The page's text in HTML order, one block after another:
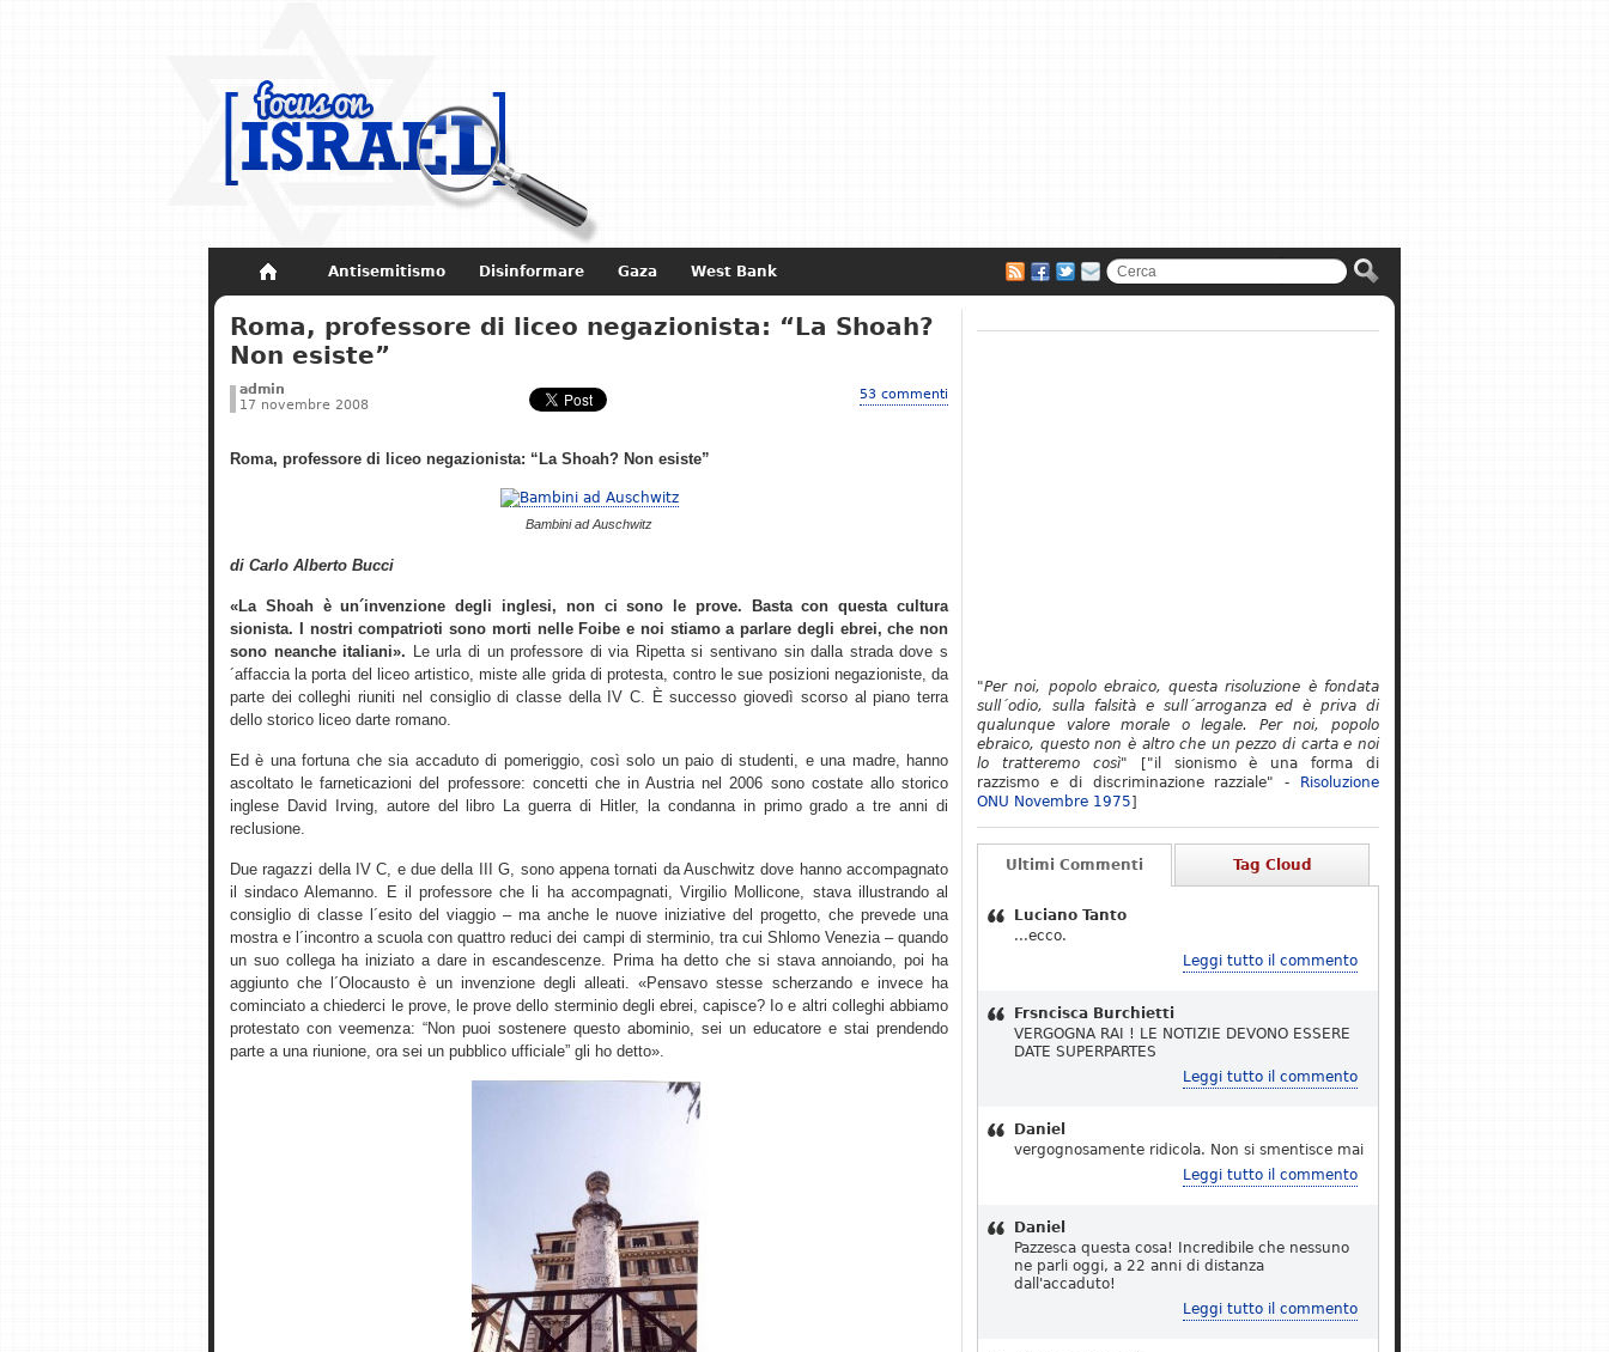
Antisemitismo Disinformare Gaza West Bank
Non dimenticare Storia di Israele
Roma, professore di liceo negazionista: “La Shoah?
Non esiste”
admin
17 novembre 2008
53 commenti
Roma, professore di liceo negazionista: “La Shoah? Non esiste”
Bambini ad Auschwitz
di Carlo Alberto Bucci
«La Shoah è un´invenzione degli inglesi, non ci sono le prove. Basta con questa cultura
sionista. I nostri compatrioti sono morti nelle Foibe e noi stiamo a parlare degli ebrei, che non
sono neanche italiani». Le urla di un professore di via Ripetta si sentivano sin dalla strada dove s
´affaccia la porta del liceo artistico, miste alle grida di protesta, contro le sue posizioni negazioniste, da
parte dei colleghi riuniti nel consiglio di classe della IV C. È successo giovedì scorso al piano terra
dello storico liceo darte romano.
Ed è una fortuna che sia accaduto di pomeriggio, così solo un paio di studenti, e una madre, hanno
ascoltato le farneticazioni del professore: concetti che in Austria nel 2006 sono costate allo storico
inglese David Irving, autore del libro La guerra di Hitler, la condanna in primo grado a tre anni di
reclusione.
Due ragazzi della IV C, e due della III G, sono appena tornati da Auschwitz dove hanno accompagnato
il sindaco Alemanno. E il professore che li ha accompagnati, Virgilio Mollicone, stava illustrando al
consiglio di classe l´esito del viaggio – ma anche le nuove iniziative del progetto, che prevede una
mostra e l´incontro a scuola con quattro reduci dei campi di sterminio, tra cui Shlomo Venezia – quando
un suo collega ha iniziato a dare in escandescenze. Prima ha detto che si stava annoiando, poi ha
aggiunto che l´Olocausto è un invenzione degli alleati. «Pensavo stesse scherzando e invece ha
cominciato a chiederci le prove, le prove dello sterminio degli ebrei, capisce? Io e altri colleghi abbiamo
protestato con veemenza: “Non puoi sostenere questo abominio, sei un educatore e stai prendendo
parte a una riunione, ora sei un pubblico ufficiale” gli ho detto».
"Per noi, popolo ebraico, questa risoluzione è fondata
sull´odio, sulla falsità e sull´arroganza ed è priva di
qualunque valore morale o legale. Per noi, popolo
ebraico, questo non è altro che un pezzo di carta e noi
lo tratteremo così" ["il sionismo è una forma di
razzismo e di discriminazione razziale" -
Risoluzione
ONU Novembre 1975]
Ultimi Commenti Tag Cloud
Luciano Tanto
...ecco.
Leggi tutto il commento
Frsncisca Burchietti
VERGOGNA RAI ! LE NOTIZIE DEVONO ESSERE
DATE SUPERPARTES
Leggi tutto il commento
Daniel
vergognosamente ridicola. Non si smentisce mai
Leggi tutto il commento
Daniel
Pazzesca questa cosa! Incredibile che nessuno
ne parli oggi, a 22 anni di distanza
dall'accaduto!
Leggi tutto il commento